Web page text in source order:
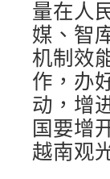
量在人
媒、智
机制效
作，办
动，增
国要增
越南观